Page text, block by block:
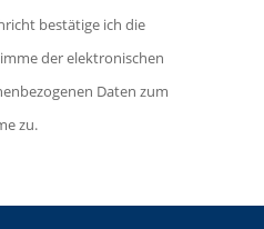
bestätige ich die
der elektronischen
Daten zum
zu.